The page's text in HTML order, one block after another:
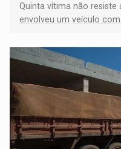
Quinta vítima não
envolveu um veículo